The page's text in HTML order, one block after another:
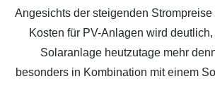
Angesichts der steigenden
Kosten für PV-Anlagen wird
Solaranlage heutzutage mehr
besonders in Kombination mit einem